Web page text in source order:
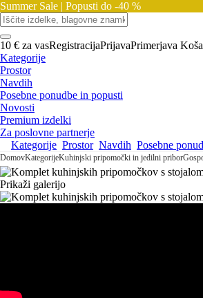
Summer Sale | Popusti do -40 %
10 € za vasRegistracijaPrijavaPrimerjava
Kategorije
Prostor
Navdih
Posebne ponudbe in popusti
Novosti
Premium izdelki
Za poslovne partnerje
Kategorije Prostor Navdih Posebne
DomovKategorijeKuhinjski pripomočki in jedilni pribor
Prikaži galerijo